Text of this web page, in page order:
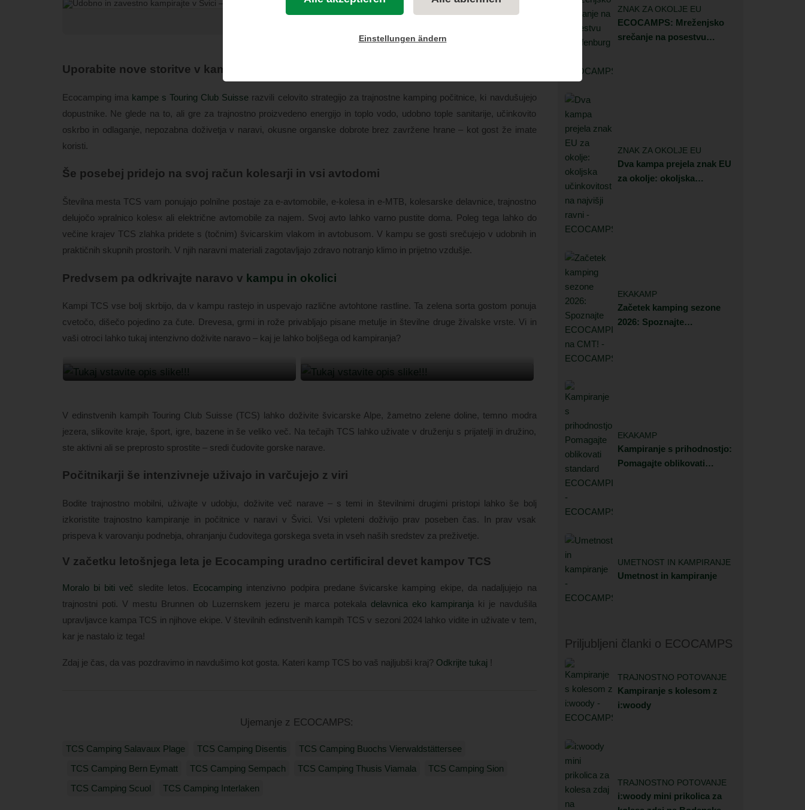
Uporabite nove storitve v kampih zdaj in kampirajte še bolj trajnostno
Ecocamping ima kampe s Touring Club Suisse razvili celovito strategijo za trajnostne kamping počitnice, ki navdušujejo
dopustnike. Ne glede na to, ali gre za trajnostno proizvedeno energijo in toplo vodo, udobno tople sanitarije, učinkovito
oskrbo in odlaganje, nepozabna doživetja v naravi, okusne organske dobrote brez zavržene hrane – kot gost že imate
koristi.
Še posebej pridejo na svoj račun kolesarji in vsi avtodomi
Številna mesta TCS vam ponujajo polnilne postaje za e-avtomobile, e-kolesa in e-MTB, kolesarske delavnice, trajnostno
delujočo »pralnico koles« ali električne avtomobile za najem. Svoj avto lahko varno pustite doma. Poleg tega lahko do
večine krajev TCS zlahka pridete s (točnim) švicarskim vlakom in avtobusom. V kampu se gosti srečujejo v udobnih in
praktičnih skupnih prostorih. V njih naravni materiali zagotavljajo zdravo notranjo klimo in prijetno vzdušje.
Predvsem pa odkrivajte naravo v kampu in okolici
Kampi TCS vse bolj skrbijo, da v kampu rastejo in uspevajo različne avtohtone rastline. Ta zelena sorta gostom ponuja
cvetočo, dišečo pojedino za čute. Drevesa, grmi in rože privabljajo pisane metulje in številne druge živalske vrste. Vi in
vaši otroci lahko tukaj intenzivno doživite naravo – kaj je lahko boljšega od kampiranja?
V edinstvenih kampih Touring Club Suisse (TCS) lahko doživite švicarske Alpe, žametno zelene doline, temno modra
jezera, slikovite kraje, šport, igre, bazene in še veliko več. Na tečajih TCS lahko uživate v druženju s prijatelji in družino,
ste aktivni ali se preprosto sprostite – sredi čudovite gorske narave.
Počitnikarji še intenzivneje uživajo in varčujejo z viri
Bodite trajnostno mobilni, uživajte v udobju, doživite več narave – s temi in številnimi drugimi pristopi lahko še bolj
izkoristite trajnostno kampiranje in počitnice v naravi v Švici. Vsi vpleteni doživijo prav poseben čas. In prav vsak
prispeva k varovanju podnebja, ohranjanju čudovitega gorskega sveta in vseh naših sredstev za preživetje.
V začetku letošnjega leta je Ecocamping uradno certificiral devet kampov TCS
Moralo bi biti več sledite letos. Ecocamping intenzivno podpira predane švicarske kamping ekipe, da nadaljujejo na
trajnostni poti. V mestu Brunnen ob Luzernskem jezeru je marca potekala delavnica eko kampiranja ki je navdušila
upravljavce kampa TCS in njihove ekipe. V številnih edinstvenih kampih TCS v sezoni 2024 lahko vidite in uživate v tem,
kar je nastalo iz tega!
Zdaj je čas, da vas pozdravimo in navdušimo kot gosta. Kateri kamp TCS bo vaš najljubši kraj? Odkrijte tukaj !
Ujemanje z ECOCAMPS:
TCS Camping Salavaux Plage TCS Camping Disentis
TCS Camping Buochs Vierwaldstättersee
TCS Camping Bern Eymatt
TCS Camping Sempach TCS Camping Thusis Viamala
TCS Camping Sion
TCS Camping Scuol
TCS Camping Interlaken
ZNAK ZA OKOLJE EU
ECOCAMPS: Mreženjsko
srečanje na posestvu
ZNAK ZA OKOLJE EU
Dva kampa prejela znak EU
za okolje: okoljska
EKAKAMP
Začetek kamping sezone
2026: Spoznajte
EKAKAMP
Kampiranje s prihodnostjo:
Pomagajte oblikovati
UMETNOST IN KAMPIRANJE
Umetnost in kampiranje
Priljubljeni članki o ECOCAMPS
TRAJNOSTNO POTOVANJE
Kampiranje s kolesom z
i:woody
TRAJNOSTNO POTOVANJE
i:woody mini prikolica za
Einstellungen ändern